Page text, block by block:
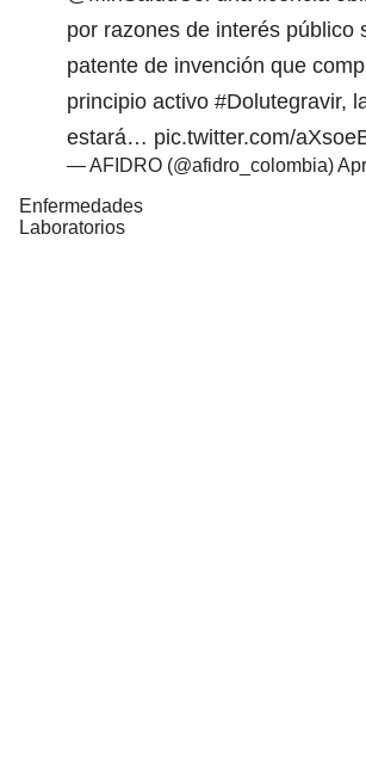
por razones de interés público
patente de invención que
principio activo #Dolutegravir,
estará… pic.twitter.com/
— AFIDRO (@afidro_colombia)
Enfermedades
Laboratorios